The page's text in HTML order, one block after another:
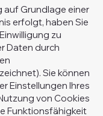
Grundlage einer
erfolgt, haben Sie
zu
Daten durch
Sie können
Einstellungen Ihres
von Cookies
Funktionsfähigkeit